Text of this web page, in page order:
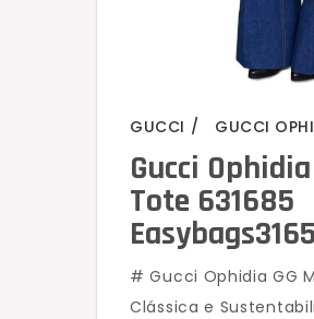
GUCCI GUCCI
Gucci
Tote 631685
# Gucci Ophidia GG
Clássica e